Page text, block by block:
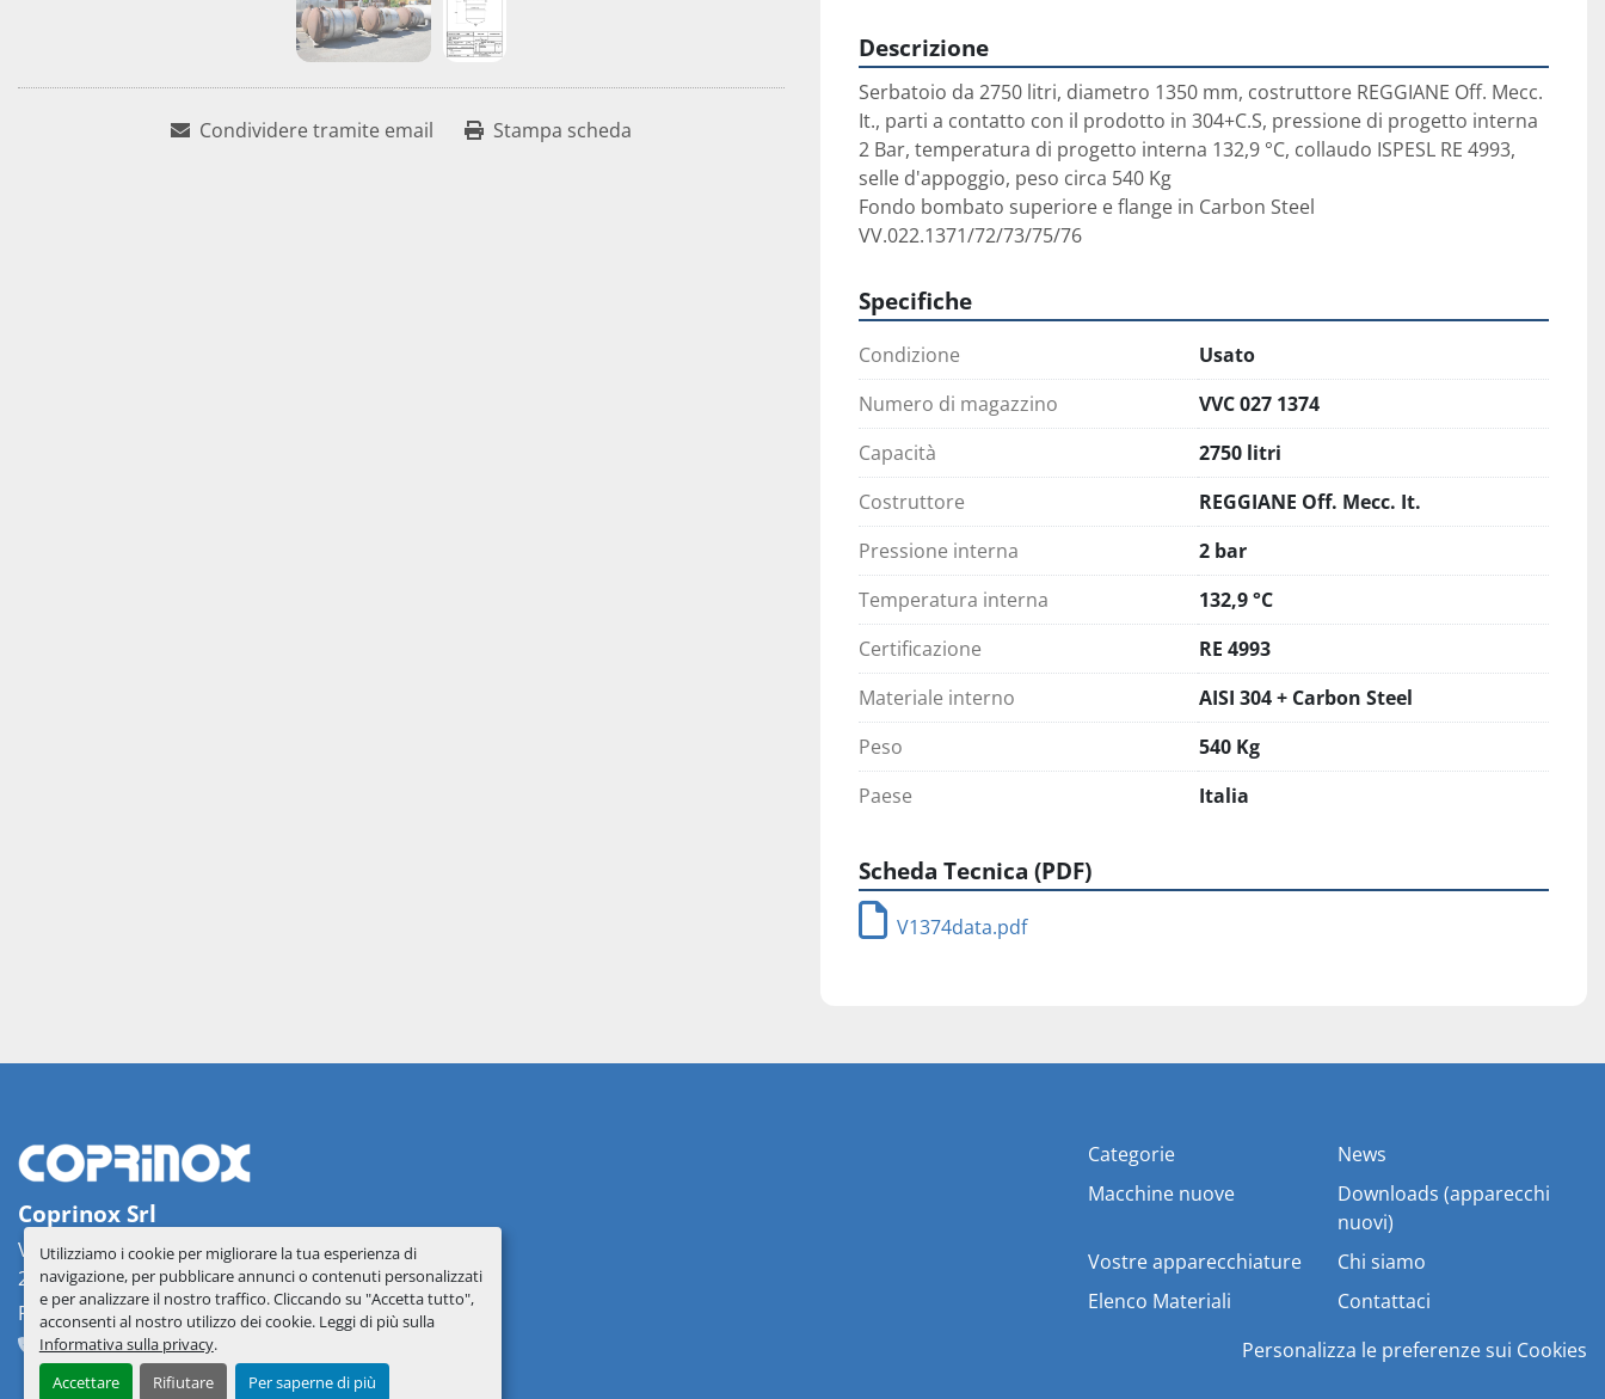
Utilizziamo i cookie per migliorare la tua esperienza di
navigazione, per pubblicare annunci o contenuti personalizzati
e per analizzare il nostro traffico. Cliccando su "Accetta tutto",
acconsenti al nostro utilizzo dei cookie. Leggi di più sulla
Informativa sulla privacy.
Accettare
Rifiutare Per saperne di più
Condividere tramite email Stampa scheda
Descrizione
Serbatoio da 2750 litri, diametro 1350 mm, costruttore REGGIANE Off. Mecc.
It., parti a contatto con il prodotto in 304+C.S, pressione di progetto interna
2 Bar, temperatura di progetto interna 132,9 °C, collaudo ISPESL RE 4993,
selle d'appoggio, peso circa 540 Kg
Fondo bombato superiore e flange in Carbon Steel
VV.022.1371/72/73/75/76
Specifiche
Condizione
Usato
Numero di magazzino
VVC 027 1374
Capacità
2750 litri
Costruttore
REGGIANE Off. Mecc. It.
Pressione interna
2 bar
Temperatura interna
132,9 °C
Certificazione
RE 4993
Materiale interno
AISI 304 + Carbon Steel
Peso
540 Kg
Paese
Italia
Scheda Tecnica (PDF)
V1374data.pdf
Coprinox Srl
Via delle Industrie 2
26862 Guardamiglio, Italy
PIVA: IT07537330156
+39 0377 51209
Categorie
News
Macchine nuove
Downloads (apparecchi
nuovi)
Vostre apparecchiature
Chi siamo
Elenco Materiali
Contattaci
Personalizza le preferenze sui Cookies